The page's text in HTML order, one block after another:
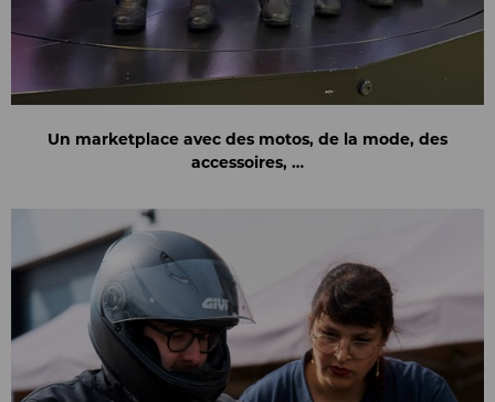
Un marketplace avec des motos, de la mode, des
accessoires, …